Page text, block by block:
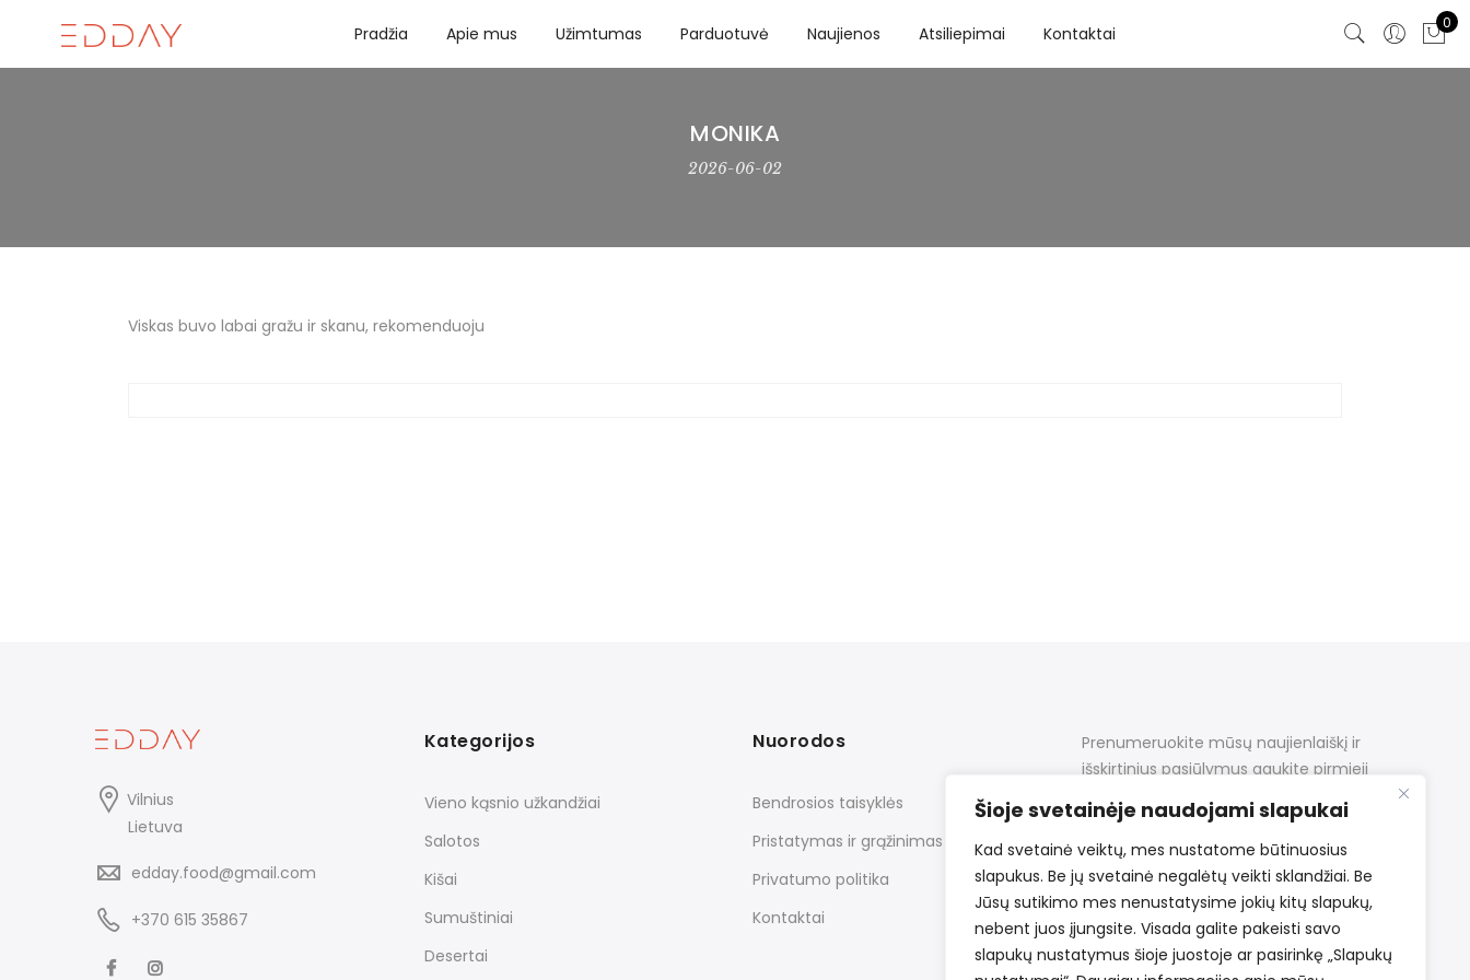
Šioje svetainėje naudojami slapukai
Kad svetainė veiktų, mes nustatome būtinuosius
slapukus. Be jų svetainė negalėtų veikti sklandžiai. Be
Jūsų sutikimo mes nenustatysime jokių kitų slapukų,
nebent juos įjungsite. Visada galite pakeisti savo
slapukų nustatymus šioje juostoje ar pasirinkę „Slapukų
Pradžia Apie mus Užimtumas Parduotuvė Naujienos Atsiliepimai Kontaktai
0
MONIKA
2026-06-02
Viskas buvo labai gražu ir skanu, rekomenduoju
Vilnius
Lietuva
edday.food@gmail.com
+370 615 35867
Kategorijos
Vieno kąsnio užkandžiai
Salotos
Kišai
Sumuštiniai
Desertai
Nuorodos
Bendrosios taisyklės
Pristatymas ir grąžinimas
Privatumo politika
Kontaktai
Prenumeruokite mūsų naujienlaiškį ir
išskirtinius pasiūlymus gaukite pirmieji